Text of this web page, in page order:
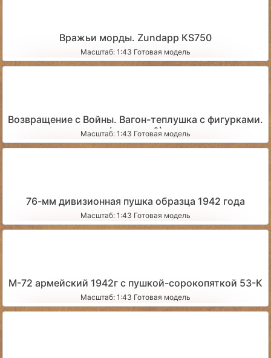
Вражьи морды. Zundapp КS750
Масштаб: 1:43 Готовая модель
Возвращение с Войны. Вагон-теплушка с фигурками.
(вариант 2)
Масштаб: 1:43 Готовая модель
76-мм дивизионная пушка образца 1942 года
Масштаб: 1:43 Готовая модель
М-72 армейский 1942г с пушкой-сорокопяткой 53-К
Масштаб: 1:43 Готовая модель